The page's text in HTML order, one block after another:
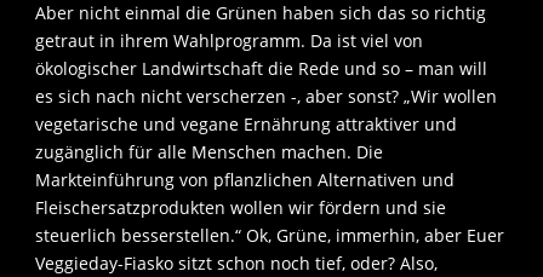
Aber nicht einmal die Grünen haben sich das so richtig
getraut in ihrem Wahlprogramm. Da ist viel von
ökologischer Landwirtschaft die Rede und so – man will
es sich nach nicht verscherzen -, aber sonst? „Wir wollen
vegetarische und vegane Ernährung attraktiver und
zugänglich für alle Menschen machen. Die
Markteinführung von pflanzlichen Alternativen und
Fleischersatzprodukten wollen wir fördern und sie
steuerlich besserstellen.“ Ok, Grüne, immerhin, aber Euer
Veggieday-Fiasko sitzt schon noch tief, oder? Also,